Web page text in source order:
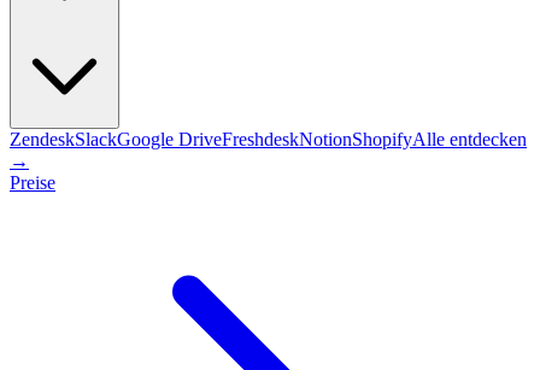
ZendeskSlackGoogle DriveFreshdeskNotionShopifyAlle entdecken
→
Preise